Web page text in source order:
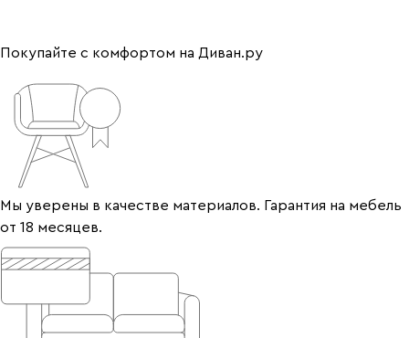
Покупайте с комфортом на Диван.ру
Мы уверены в качестве материалов. Гарантия на мебель
от 18 месяцев.